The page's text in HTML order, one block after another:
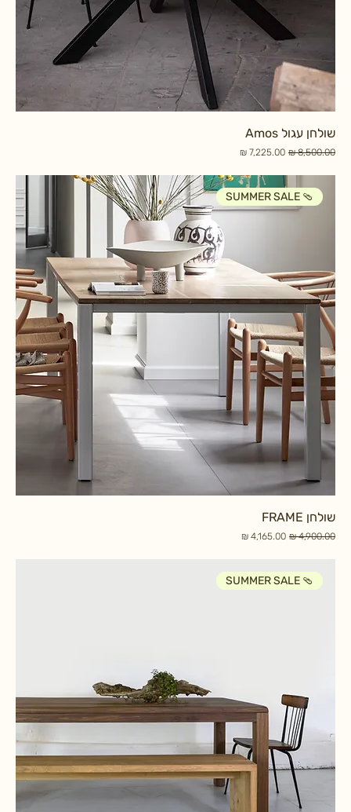
שולחן עגול Amos
מחיר רגיל מחיר מבצע
SUMMER SALE 🩴
שולחן FRAME
מחיר רגיל מחיר מבצע
SUMMER SALE 🩴